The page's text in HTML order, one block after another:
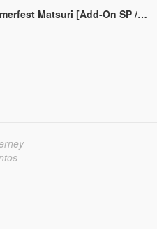
Matsuri [Add-On SP / FiveM]